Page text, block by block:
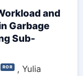
and
Garbage
Sub-
ROR ,Yulia